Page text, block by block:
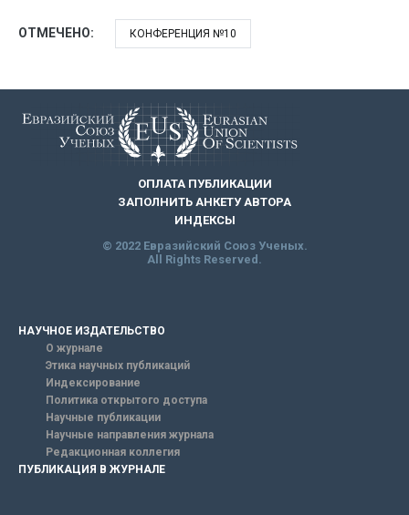
ОТМЕЧЕНО: КОНФЕРЕНЦИЯ №10
ОПЛАТА ПУБЛИКАЦИИ
ЗАПОЛНИТЬ АНКЕТУ АВТОРА
ИНДЕКСЫ
© 2022 Евразийский Союз Ученых.
All Rights Reserved.
НАУЧНОЕ ИЗДАТЕЛЬСТВО
О журнале
Этика научных публикаций
Индексирование
Политика открытого доступа
Научные публикации
Научные направления журнала
Редакционная коллегия
ПУБЛИКАЦИЯ В ЖУРНАЛЕ